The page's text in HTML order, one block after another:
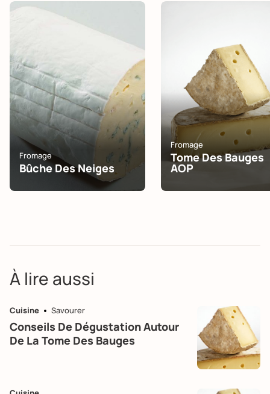
Fromage
Bûche Des Neiges
Fromage
Tome Des Bauges
AOP
À lire aussi
Cuisine Savourer
Conseils De Dégustation Autour
De La Tome Des Bauges